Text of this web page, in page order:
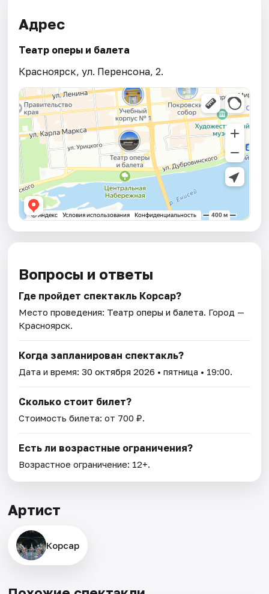
Адрес
Театр оперы и балета
Красноярск, ул. Перенсона, 2.
Вопросы и ответы
Где пройдет спектакль Корсар?
Место проведения: Театр оперы и балета. Город —
Красноярск.
Когда запланирован спектакль?
Дата и время:30 октября 2026 • пятница • 19:00.
Сколько стоит билет?
Стоимость билета: от 700 ₽.
Есть ли возрастные ограничения?
Возрастное ограничение: 12+.
Артист
Корсар